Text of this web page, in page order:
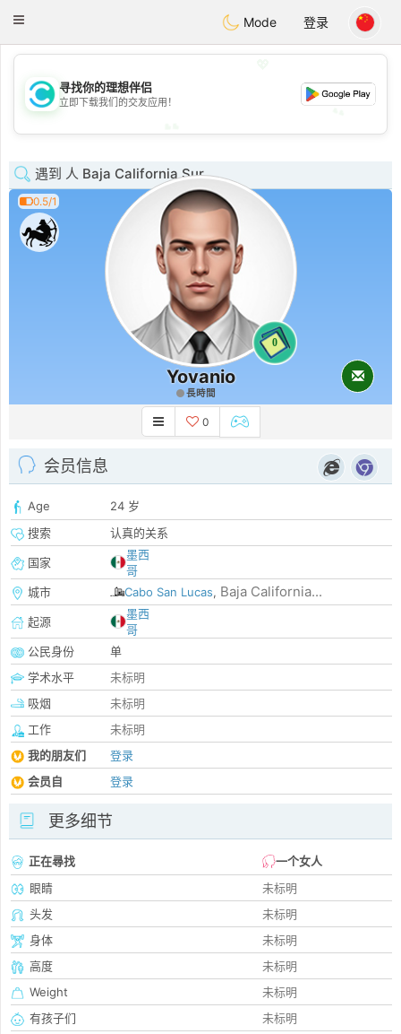
Citas
Toggle
Mode 登录
💖
💕
寻找你的理想伴侣
立即下载我们的交友应用！
遇到 人 Baja California Sur
0.5/1
0
Yovanio
長時間
0
会员信息
Age
24 岁
搜索
认真的关系
国家
墨西
哥
城市
Cabo San Lucas, Baja California...
起源
墨西
哥
公民身份
单
学术水平
未标明
吸烟
未标明
工作
未标明
我的朋友们
登录
会员自
登录
更多细节
正在尋找
一个女人
眼睛
未标明
头发
未标明
身体
未标明
高度
未标明
Weight
未标明
有孩子们
未标明